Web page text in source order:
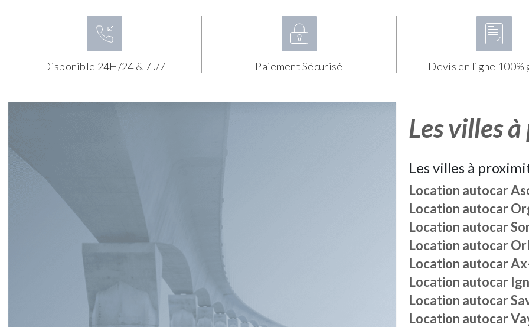
Disponible 24H/24 & 7J/7 Paiement Sécurisé Devis en ligne
Les villes
Les villes à
Location autocar
Location autocar
Location autocar
Location autocar
Location autocar
Location autocar
Location autocar
Location autocar